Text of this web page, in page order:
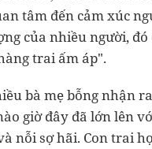
tâm đến cảm xúc
của nhiều người,
trai ấm áp".
bà mẹ bỗng nhận
giờ đây đã lớn lên
nỗi sợ hãi. Con trai